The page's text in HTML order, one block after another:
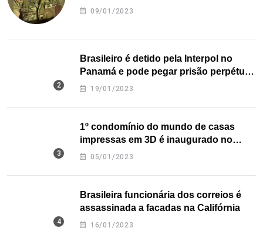
09/01/2023
Brasileiro é detido pela Interpol no
Panamá e pode pegar prisão perpétua
nos EUA
19/01/2023
1º condomínio do mundo de casas
impressas em 3D é inaugurado no
Texas
05/01/2023
Brasileira funcionária dos correios é
assassinada a facadas na Califórnia
16/01/2023